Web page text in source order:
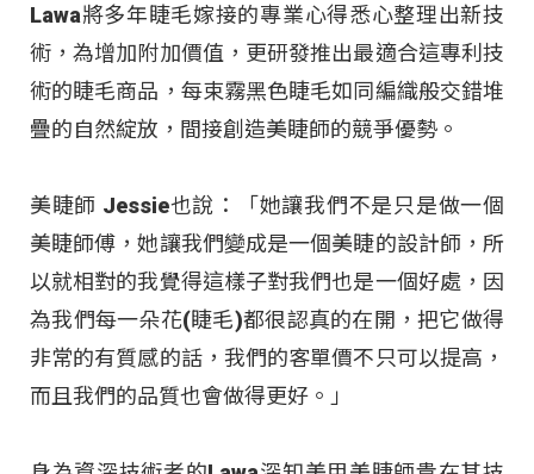
Lawa將多年睫毛嫁接的專業心得悉心整理出新技
術，為增加附加價值，更研發推出最適合這專利技
術的睫毛商品，每束霧黑色睫毛如同編織般交錯堆
疊的自然綻放，間接創造美睫師的競爭優勢。
美睫師 Jessie也說：「她讓我們不是只是做一個
美睫師傅，她讓我們變成是一個美睫的設計師，所
以就相對的我覺得這樣子對我們也是一個好處，因
為我們每一朵花(睫毛)都很認真的在開，把它做得
非常的有質感的話，我們的客單價不只可以提高，
而且我們的品質也會做得更好。」